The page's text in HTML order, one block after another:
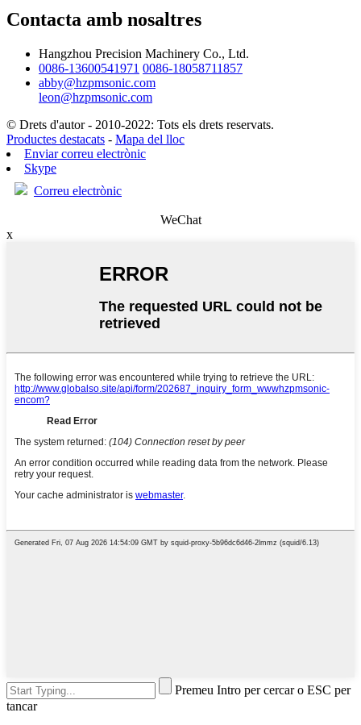
Contacta amb nosaltres
Hangzhou Precision Machinery Co., Ltd.
0086-13600541971 0086-18058711857
abby@hzpmsonic.com
leon@hzpmsonic.com
© Drets d'autor - 2010-2022: Tots els drets reservats.
Productes destacats - Mapa del lloc
Enviar correu electrònic
Skype
Correu electrònic
WeChat
x
Premeu Intro per cercar o ESC per
tancar